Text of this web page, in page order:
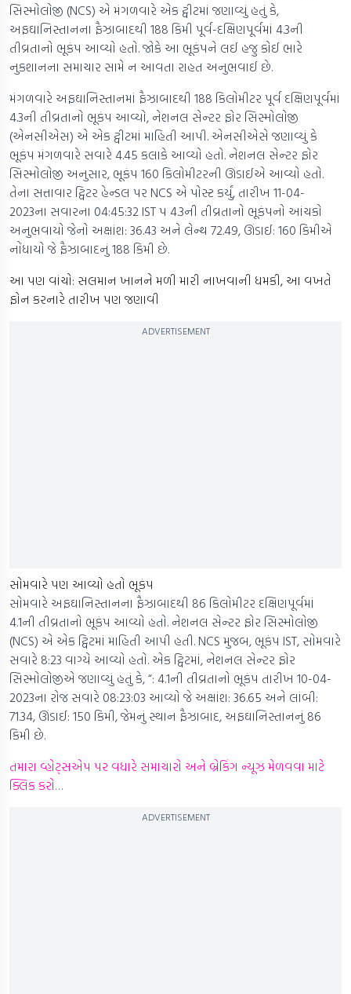
સિસ્મોલોજી (NCS) એ મંગળવારે એક ટ્વીટમાં જણાવ્યું હતું કે,
અફઘાનિસ્તાનના ફૈઝાબાદથી 188 કિમી પૂર્વ-દક્ષિણપૂર્વમાં 4.3ની
તીવ્રતાનો ભૂકંપ આવ્યો હતો. જોકે આ ભૂકંપને લઈ હજુ કોઈ ભારે
નુકશાનના સમાચાર સામે ન આવતા રાહત અનુભવાઈ છે.
મંગળવારે અફઘાનિસ્તાનમાં ફૈઝાબાદથી 188 કિલોમીટર પૂર્વ દક્ષિણપૂર્વમાં
4.3ની તીવ્રતાનો ભૂકંપ આવ્યો, નેશનલ સેન્ટર ફોર સિસ્મોલોજી
(એનસીએસ) એ એક ટ્વીટમાં માહિતી આપી. એનસીએસે જણાવ્યું કે
ભૂકંપ મંગળવારે સવારે 4.45 કલાકે આવ્યો હતો. નેશનલ સેન્ટર ફોર
સિસ્મોલોજી અનુસાર, ભૂકંપ 160 કિલોમીટરની ઊંડાઈએ આવ્યો હતો.
તેના સત્તાવાર ટ્વિટર હેન્ડલ પર NCS એ પોસ્ટ કર્યું, તારીખ 11-04-
2023ના સવારના 04:45:32 IST પ 4.3ની તીવ્રતાનો ભૂકંપનો આંચકો
અનુભવાયો જેનો અક્ષાંશ: 36.43 અને લેન્થ 72.49, ઊંડાઈ: 160 કિમીએ
નોંધાયો જે ફૈઝાબાદનું 188 કિમી છે.
આ પણ વાંચો: સલમાન ખાનને મળી મારી નાખવાની ધમકી, આ વખતે
ફોન કરનારે તારીખ પણ જણાવી
ADVERTISEMENT
સોમવારે પણ આવ્યો હતો ભૂકંપ
સોમવારે અફઘાનિસ્તાનના ફૈઝાબાદથી 86 કિલોમીટર દક્ષિણપૂર્વમાં
4.1ની તીવ્રતાનો ભૂકંપ આવ્યો હતો. નેશનલ સેન્ટર ફોર સિસ્મોલોજી
(NCS) એ એક ટ્વિટમાં માહિતી આપી હતી. NCS મુજબ, ભૂકંપ IST, સોમવારે
સવારે 8:23 વાગ્યે આવ્યો હતો. એક ટ્વિટમાં, નેશનલ સેન્ટર ફોર
સિસ્મોલોજીએ જણાવ્યું હતું કે, “: 4.1ની તીવ્રતાનો ભૂકંપ તારીખ 10-04-
2023ના રોજ સવારે 08:23:03 આવ્યો જે અક્ષાંશ: 36.65 અને લાંબી:
71.34, ઊંડાઈ: 150 કિમી, જેમનું સ્થાન ફૈઝાબાદ, અફઘાનિસ્તાનનું 86
કિમી છે.
તમારા વ્હોટ્સએપ પર વધારે સમાચારો અને બ્રેકિંગ ન્યૂઝ મેળવવા માટે
ક્લિક કરો…
ADVERTISEMENT